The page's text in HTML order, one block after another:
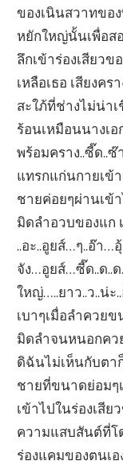
ของเนินสวาทขอ
หยักใหญ่นั้นเพื่อส
ลึกเข้าร่องเสียวข
เหลือเธอ เสียงค
สะใภ้ที่ช่างไม่น่าเ
ร้อนเหมือนนางเอ
พร้อมคราง..ซี๊ด..
แทรกแก่นกายเข้
ชายค่อยๆผ่านเข้
มิดลำอวบของแก
..อะ..อูยส์…ๆ..อ๊า…
จัง…อูยส์…ซี๊ด..ด..ด
ใหญ่…..ยาว..ว..น่ะ
เบาๆเมื่อลำควย
มิดลำจนหนอกค
ดิฉันไม่เห็นกับตา
ชายที่ขนาดย่อมๆ
เข้าไปในร่องเสี
ความแสบสันต์ที่โ
ร่องแคมของตนเ